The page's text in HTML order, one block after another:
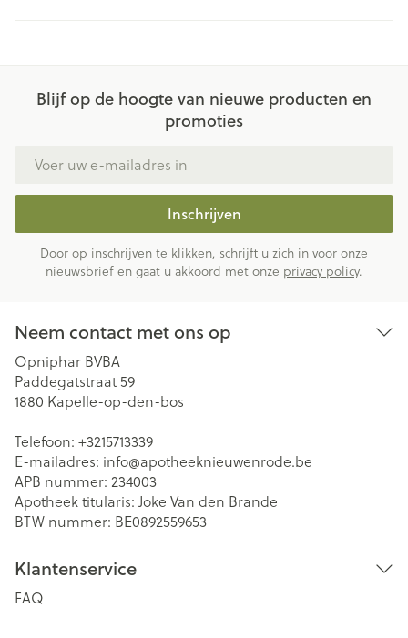
Blijf op de hoogte van nieuwe producten en
promoties
Inschrijven
Door op inschrijven te klikken, schrijft u zich in voor onze
nieuwsbrief en gaat u akkoord met onze privacy policy.
Neem contact met ons op
Opniphar BVBA
Paddegatstraat 59
1880 Kapelle-op-den-bos
Telefoon: +3215713339
E-mailadres: info@apotheeknieuwenrode.be
APB nummer: 234003
Apotheek titularis: Joke Van den Brande
BTW nummer: BE0892559653
Klantenservice
FAQ